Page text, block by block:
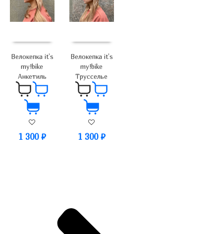
Велокепка it’s
my!bike
Анкетиль
1 300 ₽
Велокепка it’s
my!bike
Трусселье
1 300 ₽